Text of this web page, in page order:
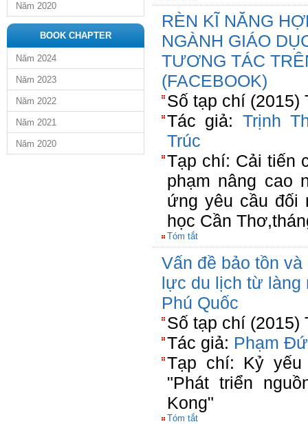
Năm 2020
BOOK CHAPTER
Năm 2024
Năm 2023
Năm 2022
Năm 2021
Năm 2020
RÈN KĨ NĂNG
NGÀNH GIÁO
TƯƠNG TÁC
(FACEBOOK)
Số tạp chí (2015)
Tác giả: Trịnh
Trúc
Tạp chí: Cải tiến
phạm nâng cao
ứng yêu cầu đối
học Cần
Tóm tắt
Vấn đề bảo tồn
lực du lịch từ làng
Phú Quốc
Số tạp chí (2015)
Tác giả: Phạm
Tạp chí: Kỷ
"Phát triển
Kong"
Tóm tắt